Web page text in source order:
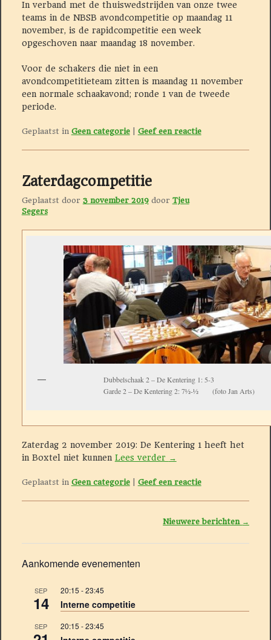
In verband met de thuiswedstrijden van onze twee
teams in de NBSB avondcompetitie op maandag 11
november, is de rapidcompetitie een week
opgeschoven naar maandag 18 november.
Voor de schakers die niet in een
avondcompetitieteam zitten is maandag 11 november
een normale schaakavond; ronde 1 van de tweede
periode.
Geplaatst in Geen categorie Geef een reactie
Zaterdagcompetitie
Geplaatst door 3 november 2019 door Tjeu
Segers
Dubbelschaak 2 – De Kentering 1: 5-3
Garde 2 – De Kentering 2: 7½-½ (foto Jan Arts)
Zaterdag 2 november 2019: De Kentering 1 heeft het
in Boxtel niet kunnen Lees verder →
Geplaatst in Geen categorie Geef een reactie
Nieuwere berichten →
Aankomende evenementen
SEP
14
20:15 -23:45
Interne competitie
SEP 20:15 -23:45